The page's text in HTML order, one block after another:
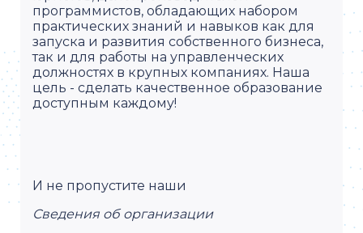
программистов, обладающих набором
практических знаний и навыков как для
запуска и развития собственного бизнеса,
так и для работы на управленческих
должностях в крупных компаниях. Наша
цель - сделать качественное образование
доступным каждому!
И не пропустите наши
Сведения об организации